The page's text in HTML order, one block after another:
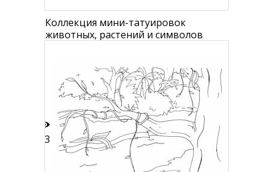
Коллекция мини-татуировок
животных, растений и символов
13